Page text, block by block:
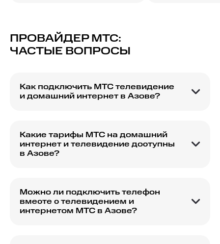
ПРОВАЙДЕР МТС:
ЧАСТЫЕ ВОПРОСЫ
Как подключить МТС телевидение
и домашний интернет в Азове?
обратиться в ближайший офис оператора.
Какие тарифы МТС на домашний
интернет и телевидение доступны
в Азове?
доступными в вашем регионе.
Можно ли подключить телефон
вместе с телевидением и
интернетом МТС в Азове?